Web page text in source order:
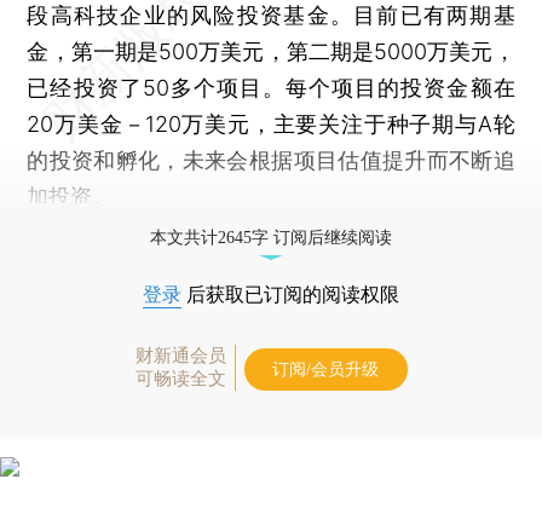
段高科技企业的风险投资基金。目前已有两期基
金，第一期是500万美元，第二期是5000万美元，
已经投资了50多个项目。每个项目的投资金额在
20万美金－120万美元，主要关注于种子期与A轮
的投资和孵化，未来会根据项目估值提升而不断追
加投资。
本文共计2645字 订阅后继续阅读
登录 后获取已订阅的阅读权限
财新通会员
可畅读全文
订阅/会员升级